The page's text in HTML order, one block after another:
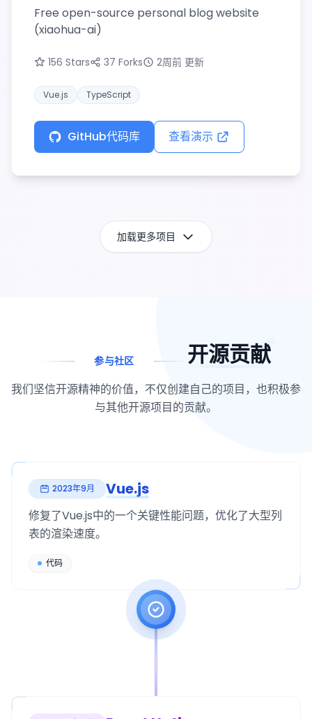
Free open-source personal blog website
(xiaohua-ai)
156 Stars 37 Forks 2周前 更新
Vue.js TypeScript
GitHub代码库 查看演示
加载更多项目
参与社区 开源贡献
我们坚信开源精神的价值，不仅创建自己的项目，也积极参
与其他开源项目的贡献。
2023年9月 Vue.js
修复了Vue.js中的一个关键性能问题，优化了大型列
表的渲染速度。
代码